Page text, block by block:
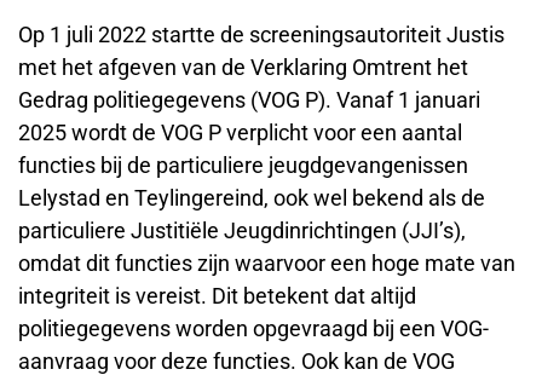
Op 1 juli 2022 startte de screeningsautoriteit Justis
met het afgeven van de Verklaring Omtrent het
Gedrag politiegegevens (VOG P). Vanaf 1 januari
2025 wordt de VOG P verplicht voor een aantal
functies bij de particuliere jeugdgevangenissen
Lelystad en Teylingereind, ook wel bekend als de
particuliere Justitiële Jeugdinrichtingen (JJI’s),
omdat dit functies zijn waarvoor een hoge mate van
integriteit is vereist. Dit betekent dat altijd
politiegegevens worden opgevraagd bij een VOG-
aanvraag voor deze functies. Ook kan de VOG